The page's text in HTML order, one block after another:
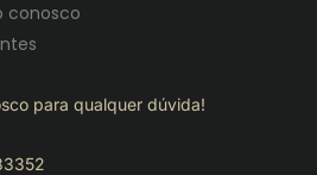
conosco
para qualquer dúvida!